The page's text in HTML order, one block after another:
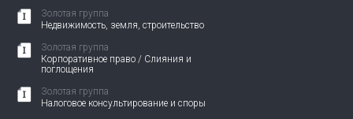
Золотая группа
Недвижимость, земля, строительство
Золотая группа
Корпоративное право / Слияния и
поглощения
Золотая группа
Налоговое консультирование и споры